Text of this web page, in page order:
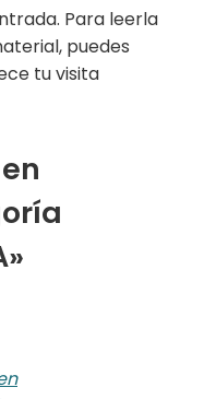
Para leerla
puedes
tu visita